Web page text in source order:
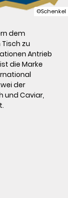
©Schenkel
dem
zu
Antrieb
die Marke
der
und Caviar,